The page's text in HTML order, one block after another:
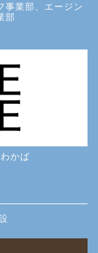
事業部、エージン
部
かば